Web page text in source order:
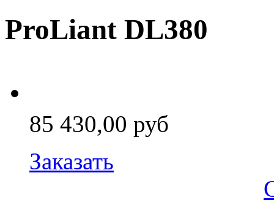
ProLiant DL380
85 430,00 руб
Заказать